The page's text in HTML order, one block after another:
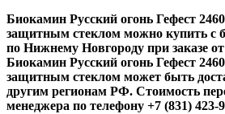
Биокамин Русский огонь Гефест
защитным стеклом можно купить с
по Нижнему Новгороду при заказе
Биокамин Русский огонь Гефест
защитным стеклом может быть
другим регионам РФ. Стоимость
менеджера по телефону +7 (831) 423-